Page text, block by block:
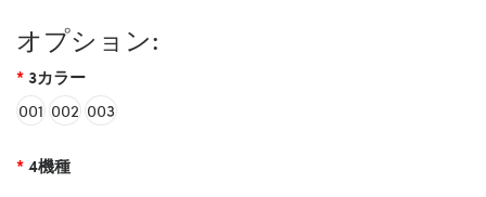
オプション:
3カラー
001 002 003
4機種